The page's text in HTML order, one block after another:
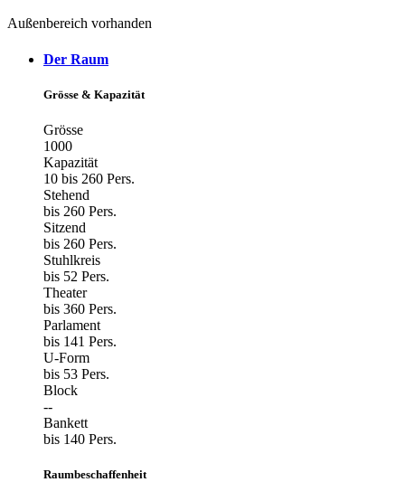
Außenbereich vorhanden
Der Raum
Grösse & Kapazität
Grösse
1000
Kapazität
10 bis 260 Pers.
Stehend
bis 260 Pers.
Sitzend
bis 260 Pers.
Stuhlkreis
bis 52 Pers.
Theater
bis 360 Pers.
Parlament
bis 141 Pers.
U-Form
bis 53 Pers.
Block
--
Bankett
bis 140 Pers.
Raumbeschaffenheit